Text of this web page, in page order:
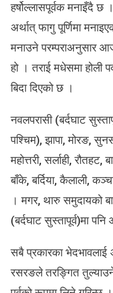
हर्षोल्लासपूर्वक मनाइँदै छ
अर्थात् फागु पूर्णिमा
मनाउने परम्पराअनुसार
हो । तराई मधेसमा होली
बिदा दिएको छ ।
नवलपरासी (बर्दघाट
पश्चिम), झापा, मोरङ,
महोत्तरी, सर्लाही, रौतहट,
बाँके, बर्दिया, कैलाली,
। मगर, थारु समुदायको
(बर्दघाट सुस्तापूर्व)मा
सबै प्रकारका भेदभावलाई
रसरङले तरङ्गित